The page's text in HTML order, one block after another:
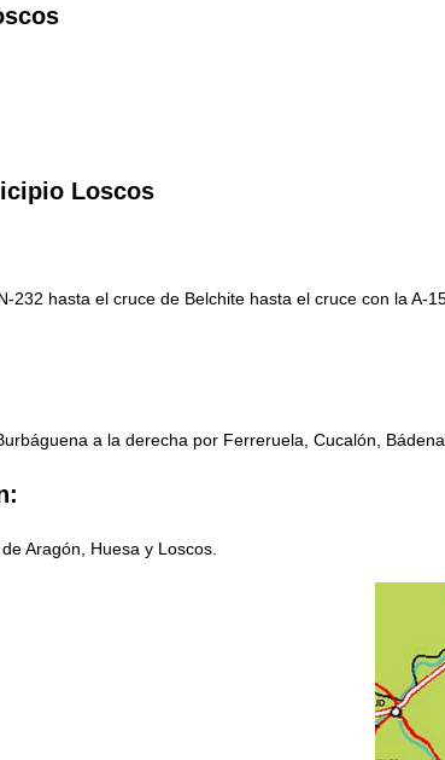
Loscos
232 hasta el cruce de Belchite hasta el cruce con la
a la derecha por Ferreruela, Cucalón,
Aragón, Huesa y Loscos.